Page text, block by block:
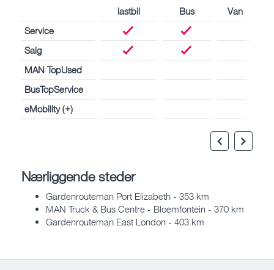
lastbil Bus
Van
Service
Salg
MAN TopUsed
BusTopService
eMobility (+)
Nærliggende steder
Gardenrouteman Port Elizabeth - 353 km
MAN Truck & Bus Centre - Bloemfontein - 370 km
Gardenrouteman East London - 403 km